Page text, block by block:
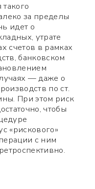
за пределы
идет о
утрате
счетов в рамках
банковском
— даже о
по ст.
При этом риск
чтобы
«рискового»
с ним